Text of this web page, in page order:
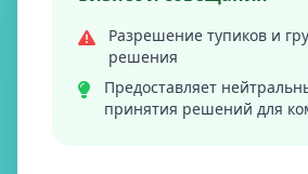
Разрешение тупиков и
решения
Предоставляет
принятия решений для